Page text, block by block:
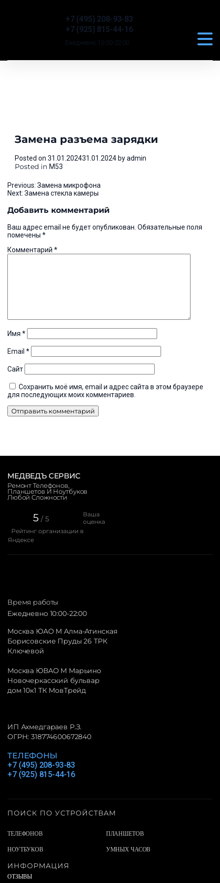
+7 (495) 208-93-83
+7 (925) 815-44-16
Ежедневно 10:00-22:00
Замена разъема зарядки
Posted on 31.01.202431.01.2024 byadmin
Posted in M53
Навигация
по
записям
Previous: Замена микрофона
Next: Замена стекла камеры
Добавить комментарий
Ваш адрес email не будет опубликован. Обязательные поля
помечены *
Комментарий *
Имя *
Email *
Сайт
Сохранить моё имя, email и адрес сайта в этом браузере
для последующих моих комментариев.
МЕДВЕДЪ СЕРВИС
Ремонт Телефонов,
Планшетов И Ноутбуков
Любой Сложности
5 / 5
Ваша
оценка
Рейтинг организации в
Яндексе
Время работы
Ежедневно 10:00-22:00
Москва ЮАО М Алма-Атинская
Борисовские Пруды 26 ТРК
Ключевой
Москва ЮВАО М Марьино
Новочеркасский бульвар
дом 10к1 ТК МовТрейд
ИП Ахмедгараев Р.З.
ОГРН: 318774600672840
ТЕЛЕФОНЫ
+7 (495) 208-93-83
+7 (925) 815-44-16
ПОИСК ПО УСТРОЙСТВАМ
ТЕЛЕФОНОВ ПЛАНШЕТОВ
НОУТБУКОВ УМНЫХ ЧАСОВ
ИНФОРМАЦИЯ
ОТЗЫВЫ